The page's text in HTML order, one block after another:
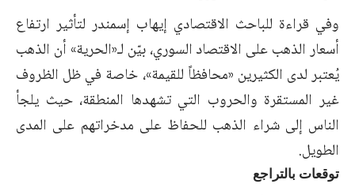
وفي قراءة للباحث الاقتصادي إيهاب إسمندر لتأثير ارتفاع
أسعار الذهب على الاقتصاد السوري، بيّن لـ«الحرية» أن الذهب
يُعتبر لدى الكثيرين «محافظاً للقيمة»، خاصة في ظل الظروف
غير المستقرة والحروب التي تشهدها المنطقة، حيث يلجأ
الناس إلى شراء الذهب للحفاظ على مدخراتهم على المدى
الطويل.
توقعات بالتراجع